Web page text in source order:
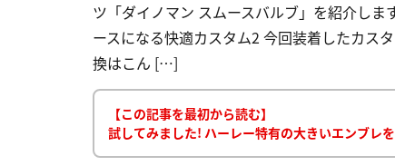
ツ「ダイノマン スムースバルブ」を紹介し
ースになる快適カスタム2 今回装着したカス
換はこん […]
【この記事を最初から読む】
試してみました! ハーレー特有の大きいエンブレ